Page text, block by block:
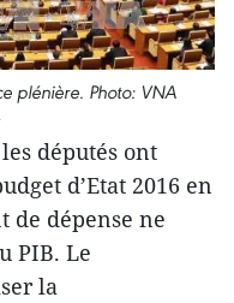
plénière. Photo: VNA
députés ont
d’Etat 2016 en
de dépense ne
PIB. Le
la